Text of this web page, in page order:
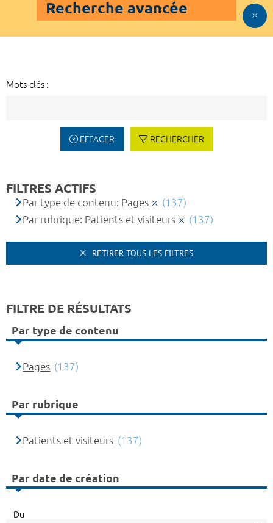
Recherche avancée
Mots-clés :
EFFACER RECHERCHER
FILTRES ACTIFS
Par type de contenu: Pages
(137)
Par rubrique: Patients et visiteurs
(137)
RETIRER TOUS LES FILTRES
FILTRE DE RÉSULTATS
Par type de contenu
Pages (137)
Par rubrique
Patients et visiteurs (137)
Par date de création
Du